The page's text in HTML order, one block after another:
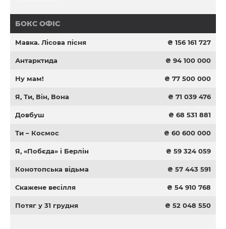
БОКС ОФІС
Мавка. Лісова пісня ₴ 156 161 727
Антарктида ₴ 94 100 000
Ну мам! ₴ 77 500 000
Я, Ти, Він, Вона ₴ 71 039 476
Довбуш ₴ 68 531 881
Ти – Космос ₴ 60 600 000
Я, «Побєда» і Берлін ₴ 59 324 059
Конотопська відьма ₴ 57 443 591
Скажене весілля ₴ 54 910 768
Потяг у 31 грудня ₴ 52 048 550